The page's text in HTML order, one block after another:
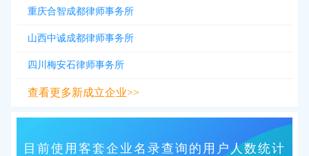
重庆合智成都律师事务所
山西中诚成都律师事务所
四川梅安石律师事务所
查看更多新成立企业>>
目前使用客套企业名录查询的用户人数统计